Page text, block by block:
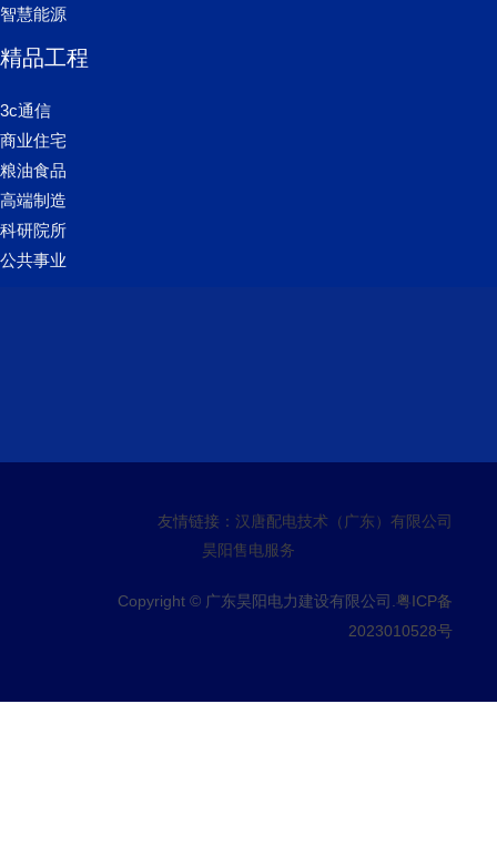
智慧能源
精品工程
3c通信
商业住宅
粮油食品
高端制造
科研院所
公共事业
友情链接： 汉唐配电技术（广东）有限公司
昊阳售电服务
Copyright © 广东昊阳电力建设有限公司. 粤ICP备
2023010528号